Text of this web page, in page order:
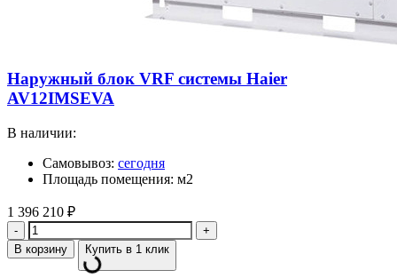
Наружный блок VRF системы Haier
AV12IMSEVA
В наличии:
Самовывоз: сегодня
Площадь помещения: м2
1 396 210 ₽
Количество
В корзину Купить в 1 клик